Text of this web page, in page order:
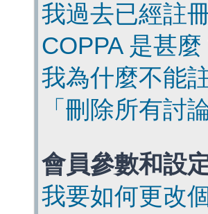
我過去已經註
COPPA 是甚麼
我為什麼不能
「刪除所有討
會員參數和設
我要如何更改